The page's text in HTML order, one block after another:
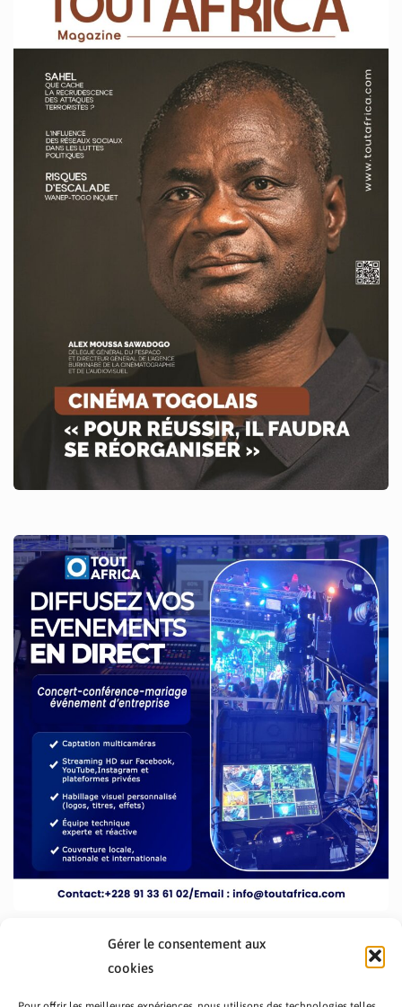
Gérer le consentement aux
cookies